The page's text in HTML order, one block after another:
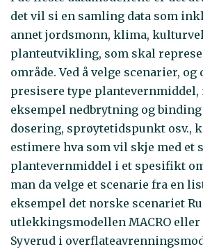
det vil si en samling data som
annet jordsmonn, klima,
planteutvikling, som skal
område. Ved å velge scenarier, og
presisere type plantevernmiddel,
eksempel nedbrytning og
dosering, sprøytetidspunkt osv.,
estimere hva som vil skje med et
plantevernmiddel i et spesifikt
man da velge et scenarie fra en
eksempel det norske scenariet
utlekkingsmodellen MACRO
Syverud i